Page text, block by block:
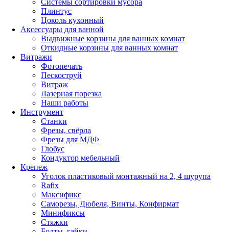
Плинтус
Цоколь кухонный
Аксессуары для ванной
Выдвижные корзины для ванных комнат
Откидные корзины для ванных комнат
Витражи
Фотопечать
Пескоструй
Витраж
Лазерная порезка
Наши работы
Инструмент
Станки
Фрезы, свёрла
Фрезы для МДФ
Глобус
Кондуктор мебельный
Крепеж
Уголок пластиковый монтажный на 2, 4 шурупа
Rafix
Максификс
Саморезы, Дюбеля, Винты, Конфирмат
Минификсы
Стяжки